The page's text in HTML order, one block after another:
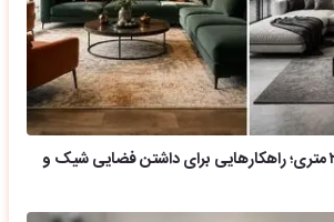
دکوراسیون پذیرایی ۲۵ متری؛ راهکارهایی برای داشتن فضایی شیک و